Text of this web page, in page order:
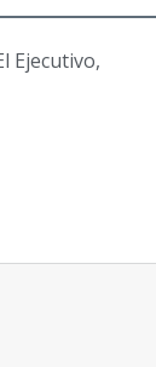
Ejecutivo,